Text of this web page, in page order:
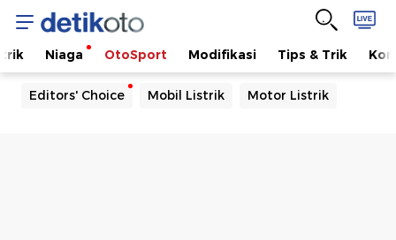
Niaga OtoSport Modifikasi Tips & Trik
Editors' Choice Mobil Listrik Motor Listrik